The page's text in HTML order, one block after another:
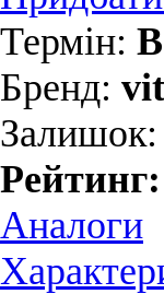
Термін:
Бренд:
Залишок:
Рейтинг:
Аналоги